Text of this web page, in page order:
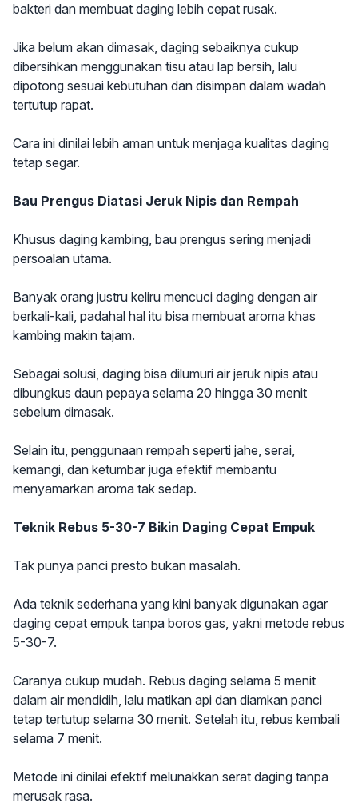
bakteri dan membuat daging lebih cepat rusak.
Jika belum akan dimasak, daging sebaiknya cukup
dibersihkan menggunakan tisu atau lap bersih, lalu
dipotong sesuai kebutuhan dan disimpan dalam wadah
tertutup rapat.
Cara ini dinilai lebih aman untuk menjaga kualitas daging
tetap segar.
Bau Prengus Diatasi Jeruk Nipis dan Rempah
Khusus daging kambing, bau prengus sering menjadi
persoalan utama.
Banyak orang justru keliru mencuci daging dengan air
berkali-kali, padahal hal itu bisa membuat aroma khas
kambing makin tajam.
Sebagai solusi, daging bisa dilumuri air jeruk nipis atau
dibungkus daun pepaya selama 20 hingga 30 menit
sebelum dimasak.
Selain itu, penggunaan rempah seperti jahe, serai,
kemangi, dan ketumbar juga efektif membantu
menyamarkan aroma tak sedap.
Teknik Rebus 5-30-7 Bikin Daging Cepat Empuk
Tak punya panci presto bukan masalah.
Ada teknik sederhana yang kini banyak digunakan agar
daging cepat empuk tanpa boros gas, yakni metode rebus
5-30-7.
Caranya cukup mudah. Rebus daging selama 5 menit
dalam air mendidih, lalu matikan api dan diamkan panci
tetap tertutup selama 30 menit. Setelah itu, rebus kembali
selama 7 menit.
Metode ini dinilai efektif melunakkan serat daging tanpa
merusak rasa.